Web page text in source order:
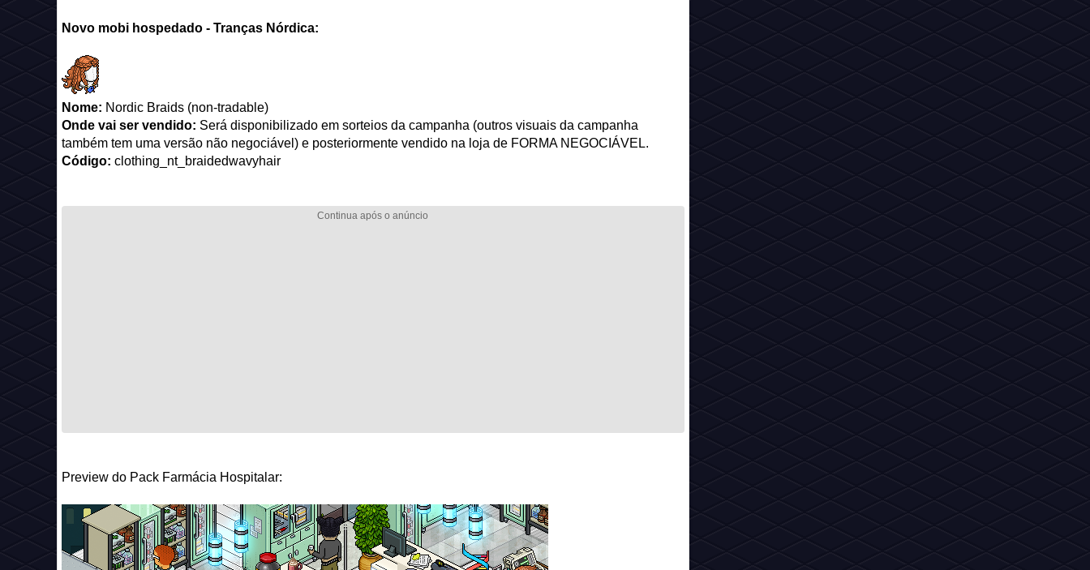
Novo mobi hospedado - Tranças Nórdica:
Nome: Nordic Braids (non-tradable)
Onde vai ser vendido: Será disponibilizado em sorteios da campanha (outros visuais da campanha
também tem uma versão não negociável) e posteriormente vendido na loja de FORMA NEGOCIÁVEL.
Código: clothing_nt_braidedwavyhair
Preview do Pack Farmácia Hospitalar: